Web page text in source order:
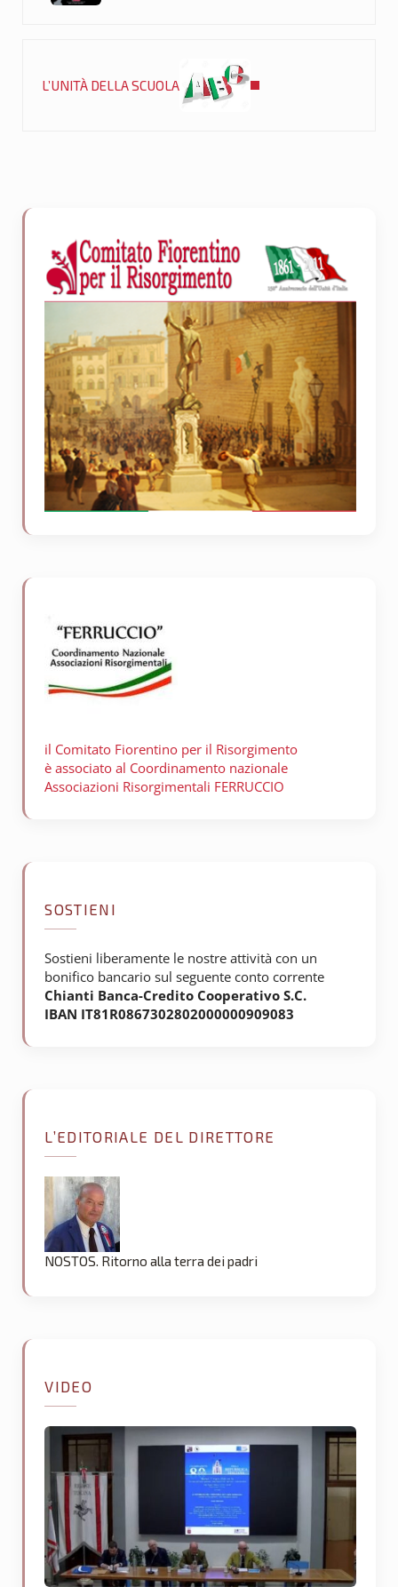
L’UNITÀ DELLA SCUOLA
Sidebar
il Comitato Fiorentino per il Risorgimento
è associato al Coordinamento nazionale
Associazioni Risorgimentali FERRUCCIO
SOSTIENI
Sostieni liberamente le nostre attività con un
bonifico bancario sul seguente conto corrente
Chianti Banca-Credito Cooperativo S.C.
IBAN IT81R0867302802000000909083
L’EDITORIALE DEL DIRETTORE
NOSTOS. Ritorno alla terra dei padri
VIDEO